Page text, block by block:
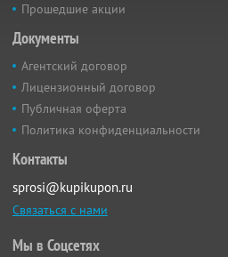
Прошедшие акции
Документы
Агентский договор
Лицензионный договор
Публичная оферта
Политика конфиденциальности
Контакты
sprosi@kupikupon.ru
Связаться с нами
Мы в Соцсетях